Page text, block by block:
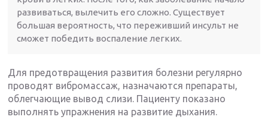
развиваться, вылечить его сложно. Существует
большая вероятность, что переживший инсульт не
сможет победить воспаление легких.
Для предотвращения развития болезни регулярно
проводят вибромассаж, назначаются препараты,
облегчающие вывод слизи. Пациенту показано
выполнять упражнения на развитие дыхания.